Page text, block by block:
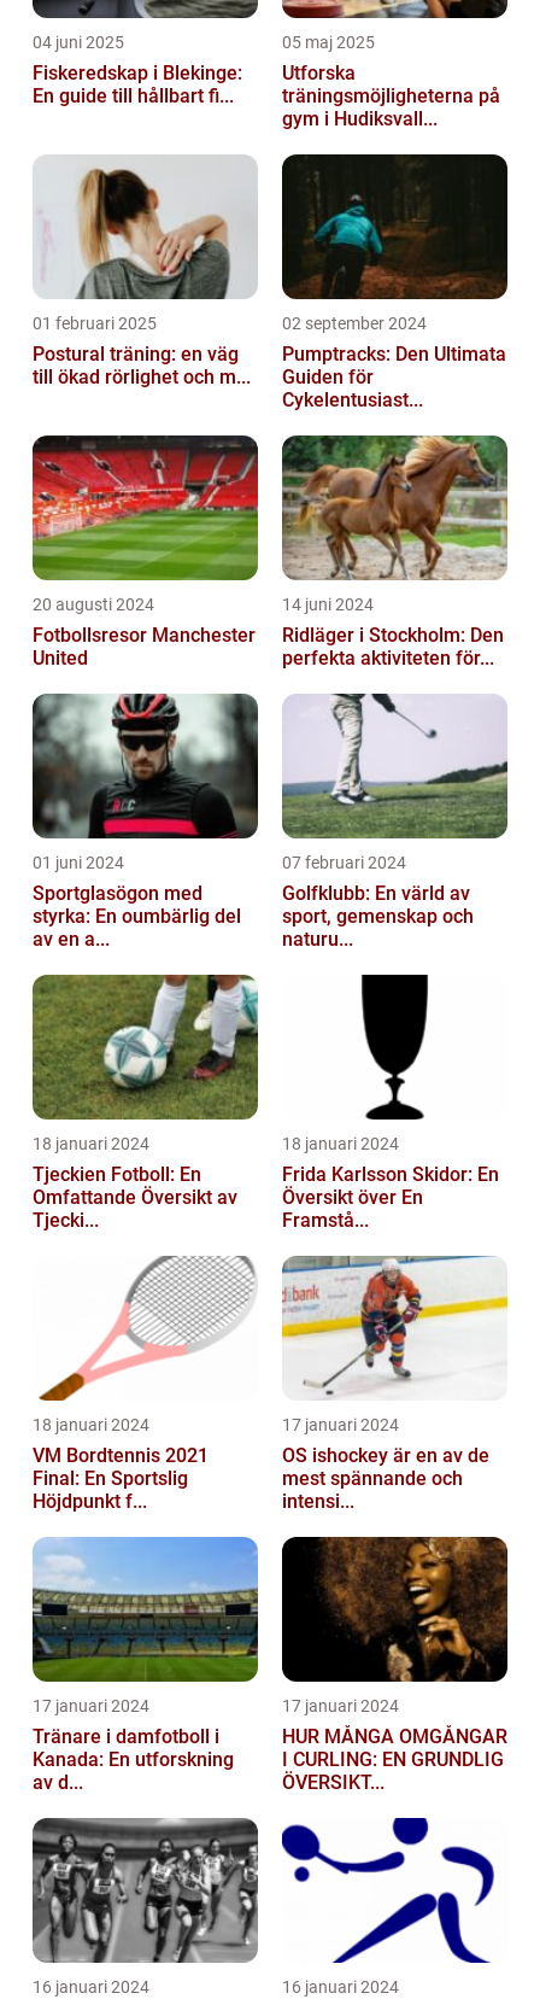
04 juni 2025
Fiskeredskap i Blekinge:
En guide till hållbart fi...
05 maj 2025
Utforska
träningsmöjligheterna på
gym i Hudiksvall...
01 februari 2025
Postural träning: en väg
till ökad rörlighet och m...
02 september 2024
Pumptracks: Den Ultimata
Guiden för
Cykelentusiast...
20 augusti 2024
Fotbollsresor Manchester
United
14 juni 2024
Ridläger i Stockholm: Den
perfekta aktiviteten för...
01 juni 2024
Sportglasögon med
styrka: En oumbärlig del
av en a...
07 februari 2024
Golfklubb: En värld av
sport, gemenskap och
naturu...
18 januari 2024
Tjeckien Fotboll: En
Omfattande Översikt av
Tjecki...
18 januari 2024
Frida Karlsson Skidor: En
Översikt över En
Framstå...
18 januari 2024
VM Bordtennis 2021
Final: En Sportslig
Höjdpunkt f...
17 januari 2024
OS ishockey är en av de
mest spännande och
intensi...
17 januari 2024
Tränare i damfotboll i
Kanada: En utforskning
av d...
17 januari 2024
HUR MÅNGA OMGÅNGAR
I CURLING: EN GRUNDLIG
ÖVERSIKT...
16 januari 2024 16 januari 2024